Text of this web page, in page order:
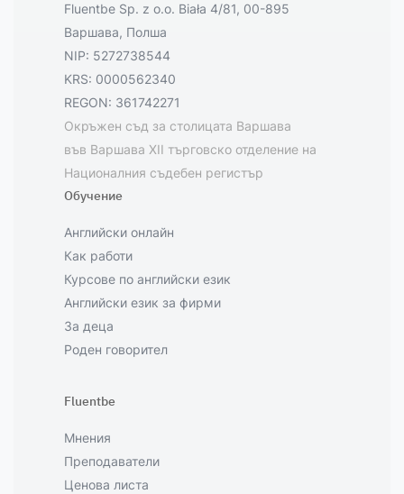
Fluentbe Sp. z o.o. Biała 4/81, 00-895
Варшава, Полша
NIP: 5272738544
KRS: 0000562340
REGON: 361742271
Окръжен съд за столицата Варшава
във Варшава XII търговско отделение на
Националния съдебен регистър
Обучение
Английски онлайн
Как работи
Курсове по английски език
Английски език за фирми
За деца
Роден говорител
Fluentbe
Мнения
Преподаватели
Ценова листа